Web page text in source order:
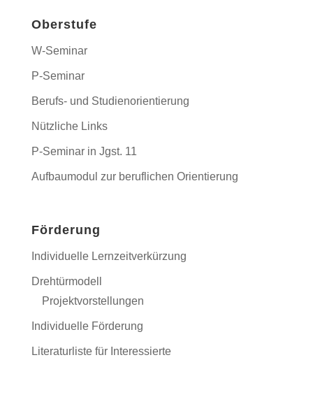
Oberstufe
W-Seminar
P-Seminar
Berufs- und Studienorientierung
Nützliche Links
P-Seminar in Jgst. 11
Aufbaumodul zur beruflichen Orientierung
Förderung
Individuelle Lernzeitverkürzung
Drehtürmodell
Projektvorstellungen
Individuelle Förderung
Literaturliste für Interessierte